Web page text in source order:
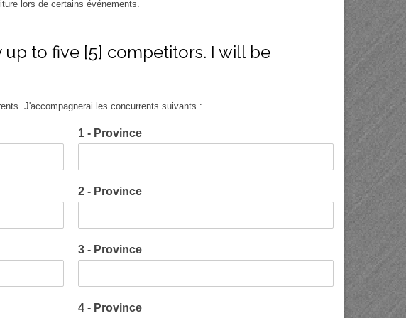
lors de certains événements.
to five [5] competitors. I will be
J'accompagnerai les concurrents suivants :
1 - Province
2 - Province
3 - Province
4 - Province